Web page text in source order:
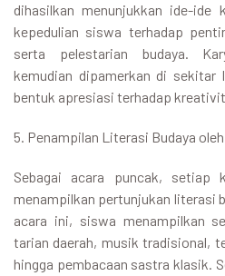
dihasilkan menunjukkan ide-ide
kepedulian siswa terhadap
serta pelestarian budaya.
kemudian dipamerkan di sekitar
bentuk apresiasi terhadap
5. Penampilan Literasi Budaya
Sebagai acara puncak, setiap
menampilkan pertunjukan literasi
acara ini, siswa menampilkan
tarian daerah, musik tradisional,
hingga pembacaan sastra klasik.